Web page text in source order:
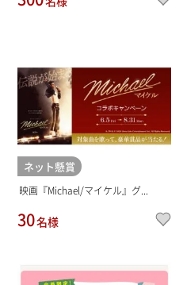
ネット懸賞
映画『Michael/マイケル』グ...
30名様